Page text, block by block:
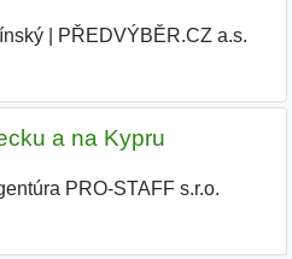
| PŘEDVÝBĚR.CZ a.s.
a na Kypru
PRO-STAFF s.r.o.